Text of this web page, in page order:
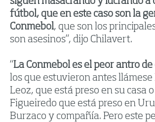
fútbol, que en este caso son la
Conmebol, que son los
son asesinos”, dijo Chilavert.
“La Conmebol es el peor antro
los que estuvieron antes llámese
Leoz, que está preso en su casa
Figueiredo que está preso en
Burzaco y compañía. Pero este